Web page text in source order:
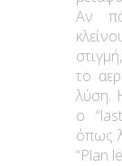
Αν
το
λύση.
ο
όπως
“Plan